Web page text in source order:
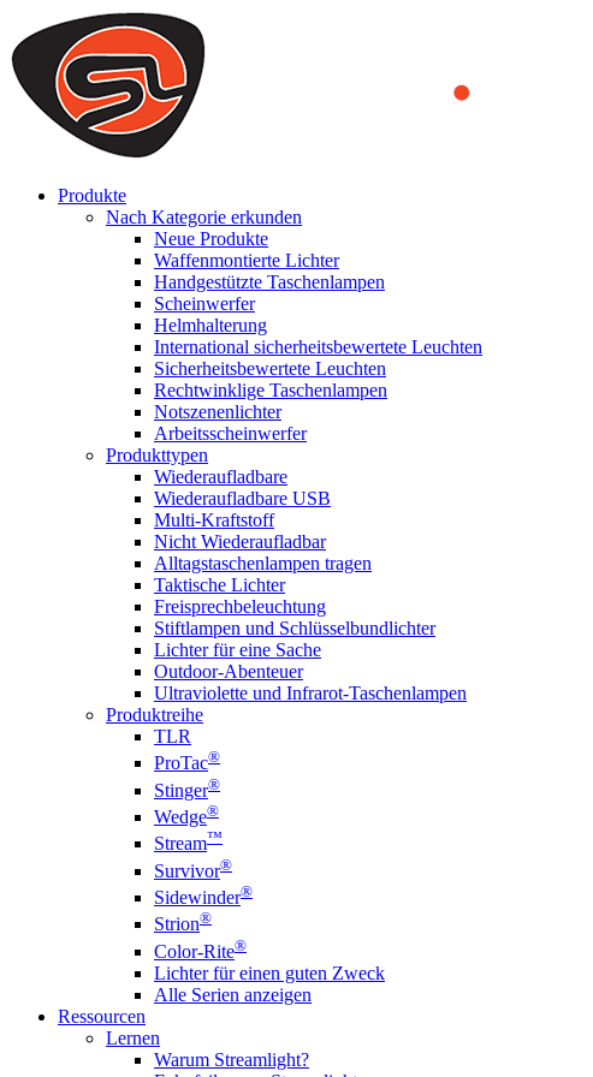
We use cookies to ensure that we provide you the best experience on our
you a better experience. To learn more or to find out how you can disable
ACCEPT AND CLOSE
Produkte
Nach Kategorie erkunden
Neue Produkte
Waffenmontierte Lichter
Handgestützte Taschenlampen
Scheinwerfer
Helmhalterung
International sicherheitsbewertete Leuchten
Sicherheitsbewertete Leuchten
Rechtwinklige Taschenlampen
Notszenenlichter
Arbeitsscheinwerfer
Produkttypen
Wiederaufladbare
Wiederaufladbare USB
Multi-Kraftstoff
Nicht Wiederaufladbar
Alltagstaschenlampen tragen
Taktische Lichter
Freisprechbeleuchtung
Stiftlampen und Schlüsselbundlichter
Lichter für eine Sache
Outdoor-Abenteuer
Ultraviolette und Infrarot-Taschenlampen
Produktreihe
TLR
ProTac®
Stinger®
Wedge®
Stream™
Survivor®
Sidewinder®
Strion®
Color-Rite®
Lichter für einen guten Zweck
Alle Serien anzeigen
Ressourcen
Lernen
Warum Streamlight?